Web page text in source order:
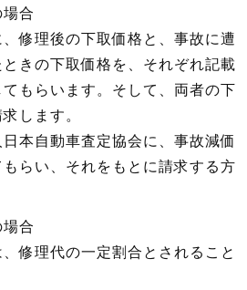
合
修理後の下取価格と、事故に遭
きの下取価格を、それぞれ記載
もらいます。そして、両者の下
します。
本自動車査定協会に、事故減価
らい、それをもとに請求する方
合
修理代の一定割合とされること